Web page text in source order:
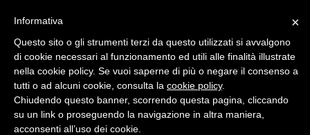
DIGITALE
EDITORIA
ESTERNA
RADIO / AUDIO
×
Informativa
Questo sito o gli strumenti terzi da questo utilizzati si avvalgono
di cookie necessari al funzionamento ed utili alle finalità illustrate
nella cookie policy. Se vuoi saperne di più o negare il consenso a
tutti o ad alcuni cookie, consulta la cookie policy.
Chiudendo questo banner, scorrendo questa pagina, cliccando
su un link o proseguendo la navigazione in altra maniera,
acconsenti all’uso dei cookie.